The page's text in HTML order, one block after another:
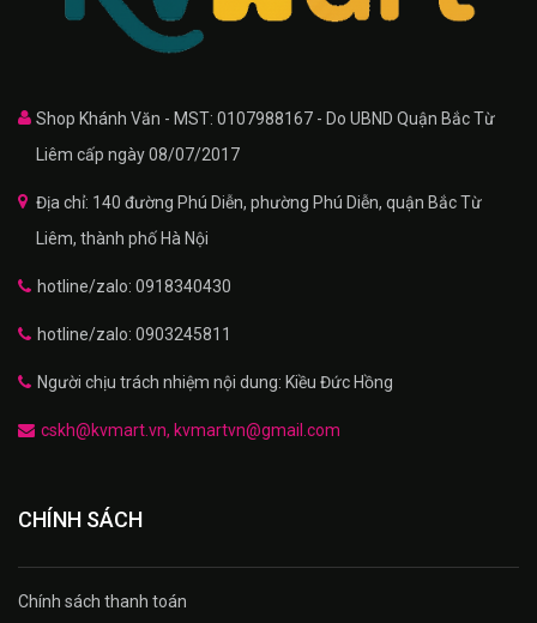
Shop Khánh Văn - MST: 0107988167 - Do UBND Quận Bắc Từ
Liêm cấp ngày 08/07/2017
Địa chỉ: 140 đường Phú Diễn, phường Phú Diễn, quận Bắc Từ
Liêm, thành phố Hà Nội
hotline/zalo: 0918340430
hotline/zalo: 0903245811
Người chịu trách nhiệm nội dung: Kiều Đức Hồng
cskh@kvmart.vn, kvmartvn@gmail.com
CHÍNH SÁCH
Chính sách thanh toán